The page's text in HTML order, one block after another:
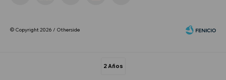
2 Años
© Copyright 2026 / Otherside